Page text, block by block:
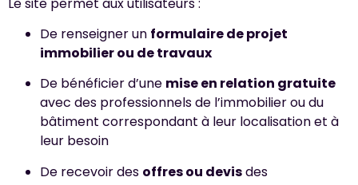
De renseigner un formulaire de projet
immobilier ou de travaux
De bénéficier d’une mise en relation gratuite
avec des professionnels de l’immobilier ou du
bâtiment correspondant à leur localisation et à
leur besoin
De recevoir des offres ou devisdes